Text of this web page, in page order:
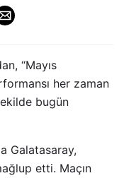
“Mayıs
her zaman
bugün
Galatasaray,
etti. Maçın